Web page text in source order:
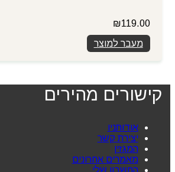
₪119.00
מעבר למוצר
קישורים מהירים
אודותניו
יצירת קשר
המגזין
מאמרים אחרונים